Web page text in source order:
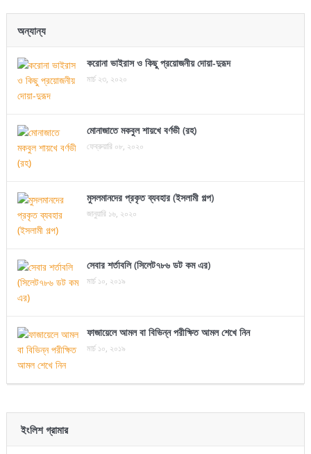
অন্যান্য
করোনা ভাইরাস ও কিছু প্রয়োজনীয় দোয়া-দুরূদ
মার্চ ২৩, ২০২০
মোনাজাতে মকবুল শায়খে বর্ণভী (রহ)
ফেব্রুয়ারি ০৮, ২০২০
মুসলমানদের প্রকৃত ব্যবহার (ইসলামী গল্প)
জানুয়ারি ১৬, ২০২০
সেবার শর্তাবলি (সিলেট৭৮৬ ডট কম এর)
মার্চ ১০, ২০১৯
ফাজায়েলে আমল বা বিভিন্ন পরীক্ষিত আমল শেখে নিন
মার্চ ১০, ২০১৯
ইংলিশ গ্রামার